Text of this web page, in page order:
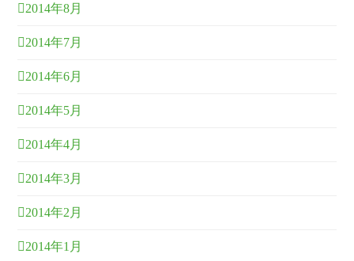
2014年8月
2014年7月
2014年6月
2014年5月
2014年4月
2014年3月
2014年2月
2014年1月